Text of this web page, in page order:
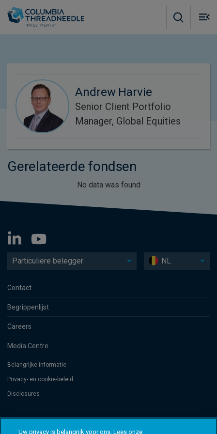
Andrew Harvie
Senior Client Portfolio
Manager, Global Equities
Gerelateerde fondsen
No data was found
Particuliere belegger NL
Contact
Begrippenlijst
Careers
Media Centre
Belangrijke informatie
Privacy- en cookie-beleid
Disclosures
de Commerce et des Sociétés (Luxembourg), No. B 110242 and/or
Uw privacy is belangrijk voor ons. Lees onze